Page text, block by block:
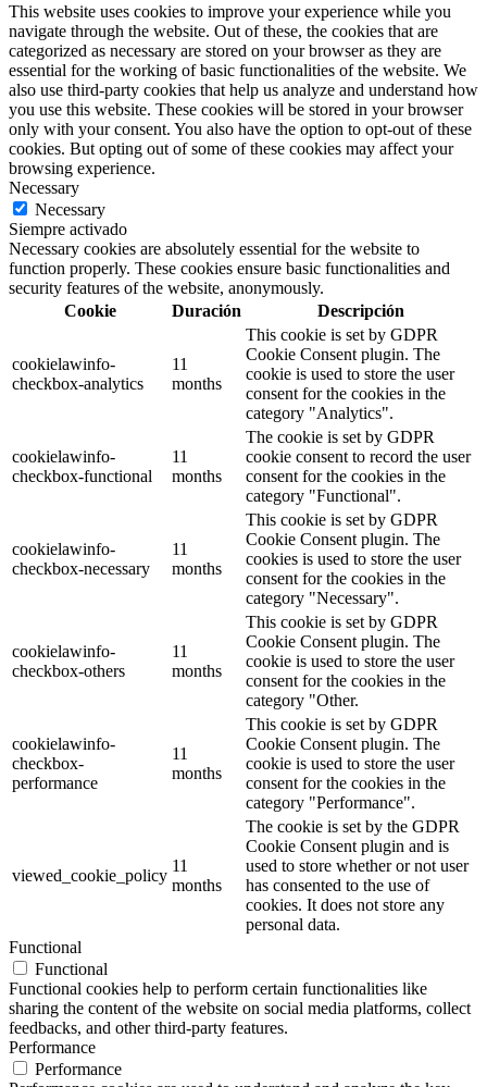
This website uses cookies to improve your experience while you
navigate through the website. Out of these, the cookies that are
categorized as necessary are stored on your browser as they are
essential for the working of basic functionalities of the website. We
also use third-party cookies that help us analyze and understand how
you use this website. These cookies will be stored in your browser
only with your consent. You also have the option to opt-out of these
cookies. But opting out of some of these cookies may affect your
browsing experience.
Necessary
Necessary
Siempre activado
Necessary cookies are absolutely essential for the website to
function properly. These cookies ensure basic functionalities and
security features of the website, anonymously.
Cookie
Duración Descripción
cookielawinfo-
checkbox-analytics
11
months
This cookie is set by GDPR
Cookie Consent plugin. The
cookie is used to store the user
consent for the cookies in the
category "Analytics".
cookielawinfo-
checkbox-functional
11
months
The cookie is set by GDPR
cookie consent to record the user
consent for the cookies in the
category "Functional".
cookielawinfo-
checkbox-necessary
11
months
This cookie is set by GDPR
Cookie Consent plugin. The
cookies is used to store the user
consent for the cookies in the
category "Necessary".
cookielawinfo-
checkbox-others
11
months
This cookie is set by GDPR
Cookie Consent plugin. The
cookie is used to store the user
consent for the cookies in the
category "Other.
cookielawinfo-
checkbox-
performance
11
months
This cookie is set by GDPR
Cookie Consent plugin. The
cookie is used to store the user
consent for the cookies in the
category "Performance".
viewed_cookie_policy
11
months
The cookie is set by the GDPR
Cookie Consent plugin and is
used to store whether or not user
has consented to the use of
cookies. It does not store any
personal data.
Functional
Functional
Functional cookies help to perform certain functionalities like
sharing the content of the website on social media platforms, collect
feedbacks, and other third-party features.
Performance
Performance